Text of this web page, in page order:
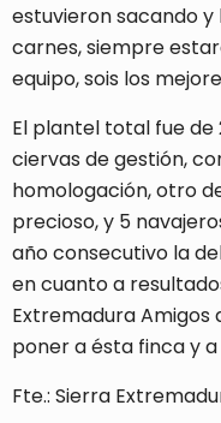
estuvieron sacando
carnes, siempre
equipo, sois los
El plantel total fue de
ciervas de gestión,
homologación, otro
precioso, y 5
año consecutivo la
en cuanto a
Extremadura Amigos
poner a ésta finca y
Fte.: Sierra